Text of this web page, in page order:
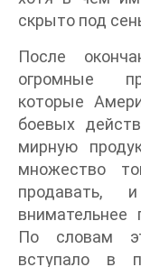
скрыто под
После
огромные
которые
боевых
мирную
множество
продавать,
внимательнее
По словам
вступало в